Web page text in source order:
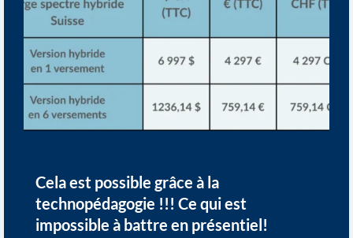
Cela est possible grâce à la
technopédagogie !!! Ce qui est
impossible à battre en présentiel!